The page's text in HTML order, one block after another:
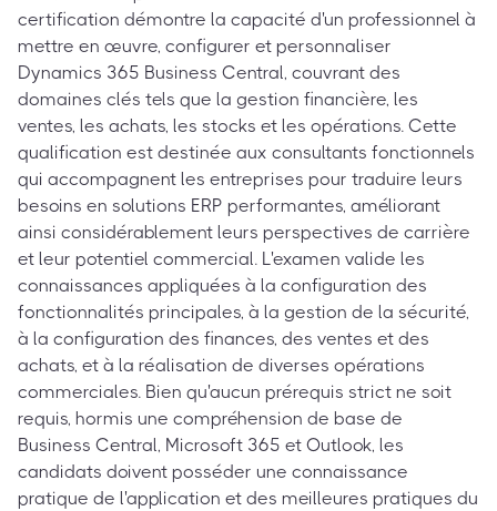
certification démontre la capacité d'un professionnel à
mettre en œuvre, configurer et personnaliser
Dynamics 365 Business Central, couvrant des
domaines clés tels que la gestion financière, les
ventes, les achats, les stocks et les opérations. Cette
qualification est destinée aux consultants fonctionnels
qui accompagnent les entreprises pour traduire leurs
besoins en solutions ERP performantes, améliorant
ainsi considérablement leurs perspectives de carrière
et leur potentiel commercial. L'examen valide les
connaissances appliquées à la configuration des
fonctionnalités principales, à la gestion de la sécurité,
à la configuration des finances, des ventes et des
achats, et à la réalisation de diverses opérations
commerciales. Bien qu'aucun prérequis strict ne soit
requis, hormis une compréhension de base de
Business Central, Microsoft 365 et Outlook, les
candidats doivent posséder une connaissance
pratique de l'application et des meilleures pratiques du